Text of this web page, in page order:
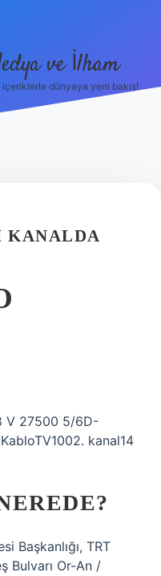
ve İlham
içeriklerle dünyaya yeni bakış!
KANALDA
V 27500 5/6D-
kanal14
Başkanlığı, TRT
Bulvarı Or-An /